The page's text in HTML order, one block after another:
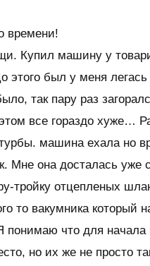
времени!
Купил машину у
этого был у меня легась
так пару раз
все гораздо хуже…
машина ехала но
Мне она досталась уже
тройку отцепленых
то вакумника который
понимаю что для начала
но их же не просто